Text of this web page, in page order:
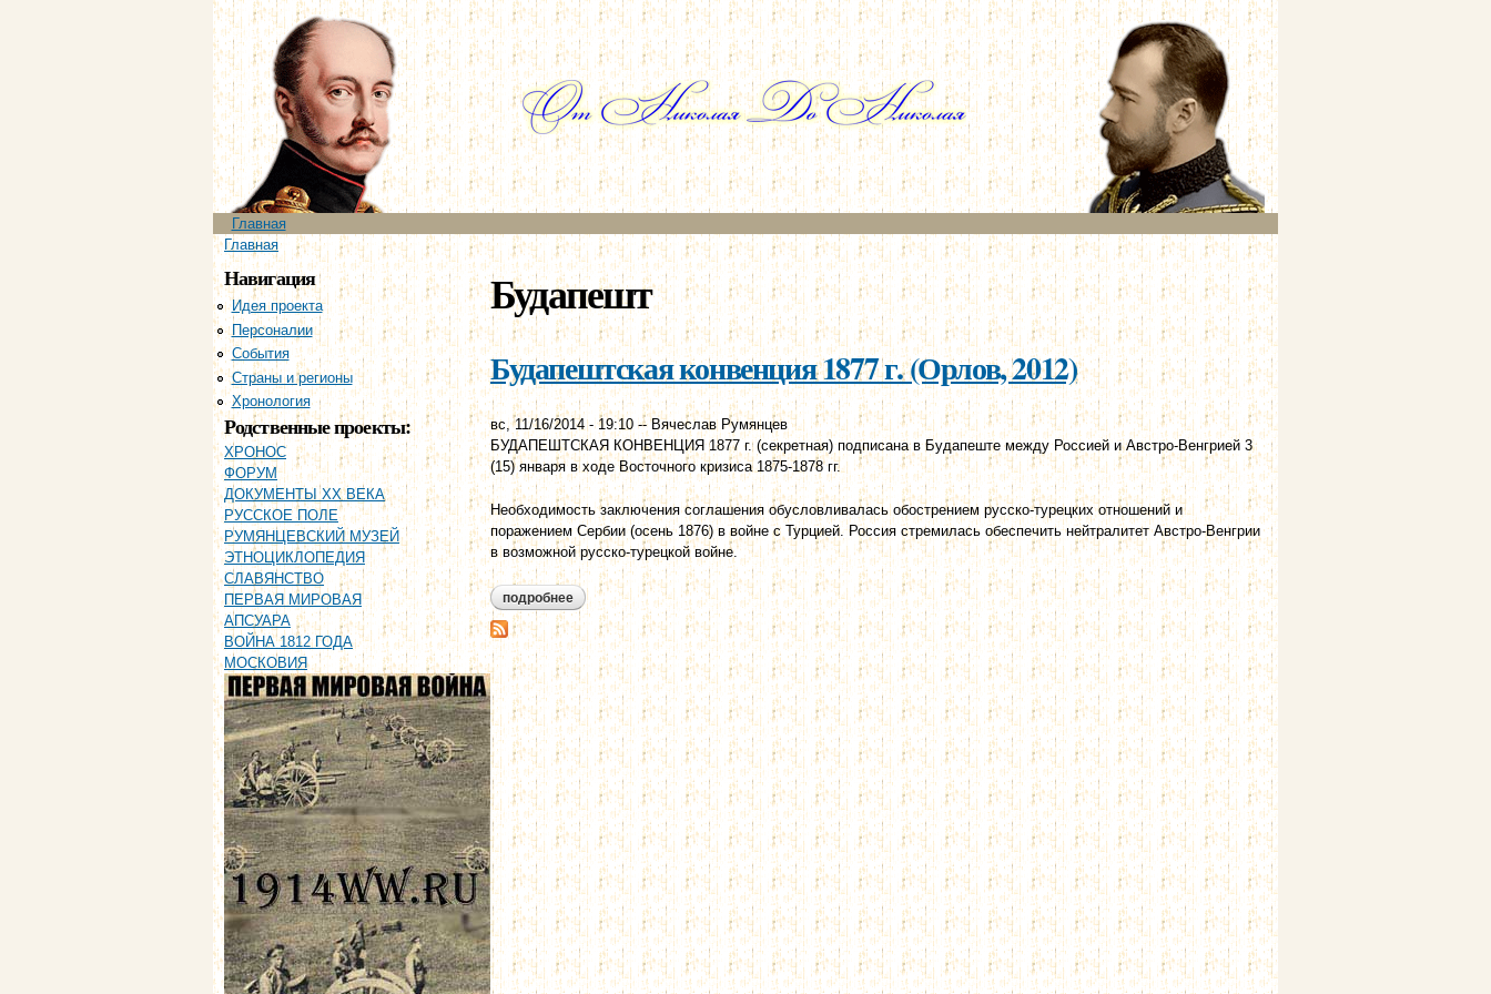
Перейти к
основному
содержанию
Главное меню
Главная
Вы здесь
Главная
Навигация
Идея проекта
Персоналии
События
Страны и регионы
Хронология
Родственные проекты:
ХРОНОС
ФОРУМ
ДОКУМЕНТЫ XX ВЕКА
РУССКОЕ ПОЛЕ
РУМЯНЦЕВСКИЙ МУЗЕЙ
ЭТНОЦИКЛОПЕДИЯ
СЛАВЯНСТВО
ПЕРВАЯ МИРОВАЯ
АПСУАРА
ВОЙНА 1812 ГОДА
МОСКОВИЯ
Будапешт
Будапештская конвенция 1877 г. (Орлов, 2012)
вс, 11/16/2014 - 19:10 --Вячеслав Румянцев
БУДАПЕШТСКАЯ КОНВЕНЦИЯ 1877 г. (секретная) подписана в Будапеште между Россией и Австро-Венгрией 3
(15) января в ходе Восточного кризиса 1875-1878 гг.
Необходимость заключения соглашения обусловливалась обострением русско-турецких отношений и
поражением Сербии (осень 1876) в войне с Турцией. Россия стремилась обеспечить нейтралитет Австро-Венгрии
в возможной русско-турецкой войне.
подробнее о будапештская конвенция 1877 г. (орлов, 2012)